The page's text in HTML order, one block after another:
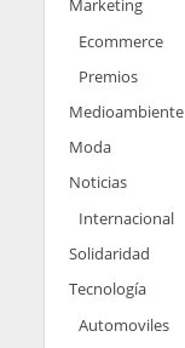
Marketing
Ecommerce
Premios
Medioambiente
Moda
Noticias
Internacional
Solidaridad
Tecnología
Automoviles